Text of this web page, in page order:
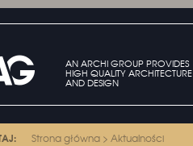
AN ARCHI GROUP PROVIDES
HIGH QUALITY ARCHITECTURE
AND DESIGN
Strona główna > Aktualności